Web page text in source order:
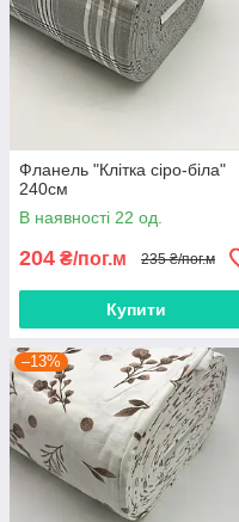
Фланель "Клітка сіро-біла"
240см
В наявності 22 од.
204 ₴/пог.м 235 ₴/пог.м
Купити
–13%